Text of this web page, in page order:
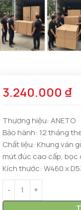
3.240.000 ₫
Thương hiệu: ANETO
Bảo hành: 12 tháng
Chất liệu: Khung ván
mút đúc cao cấp, bọc
Kích thước: W460 x